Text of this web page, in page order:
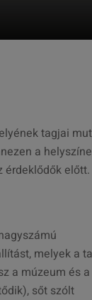
tagjai
a
érdeklődők előtt.
melyek a
a múzeum és a
sőt szólt